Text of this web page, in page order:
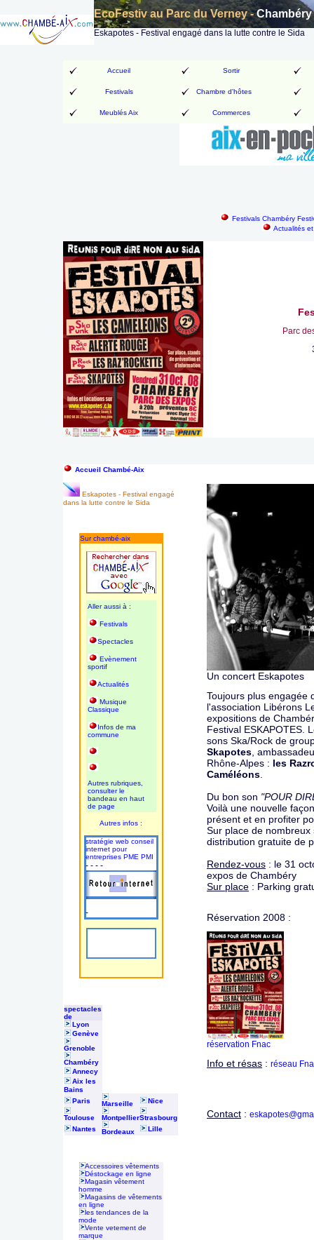
EcoFestiv au Parc du Verney -Chambéry
Eskapotes - Festival engagé dans la lutte contre le Sida
Accueil Sortir
Festivals Chambre d'hôtes
Meublés Aix Commerces
Festivals Chambéry
Actualités
Parc
Accueil Chambé-Aix
Eskapotes - Festival engagé
dans la lutte contre le Sida
Sur chambé-aix
Aller aussi à :
Festivals
Spectacles
Evènement
sportif
Actualités
Musique
Classique
Infos de ma
commune
Autres rubriques,
consulter le
bandeau en haut
de page
Autres infos :
stratégie web conseil
internet pour
entreprises PME PMI
- - - -
-
spectacles
de
Lyon
Genève
Grenoble
Chambéry
Annecy
Aix les
Bains
Paris
Marseille Nice
Toulouse MontpellierStrasbourg
Nantes
Bordeaux Lille
Accessoires vêtements
Déstockage en ligne
Magasin vêtement
homme
Magasins de vêtements
en ligne
les tendances de la
mode
Vente vetement de
marque
Un concert Eskapotes
Toujours plus engagée
l'association Libérons
expositions de
Festival ESKAPOTES.
sons Ska/Rock de
Skapotes ,
Rhône-Alpes : les
Caméléons
Du bon son "POUR
Voilà une nouvelle
présent et en profiter
Sur place de
distribution gratuite de
Rendez-vous : le 31
expos de Chambéry
Sur place : Parking
Réservation 2008 :
réservation Fnac
Info et résas : réseau
Contact :